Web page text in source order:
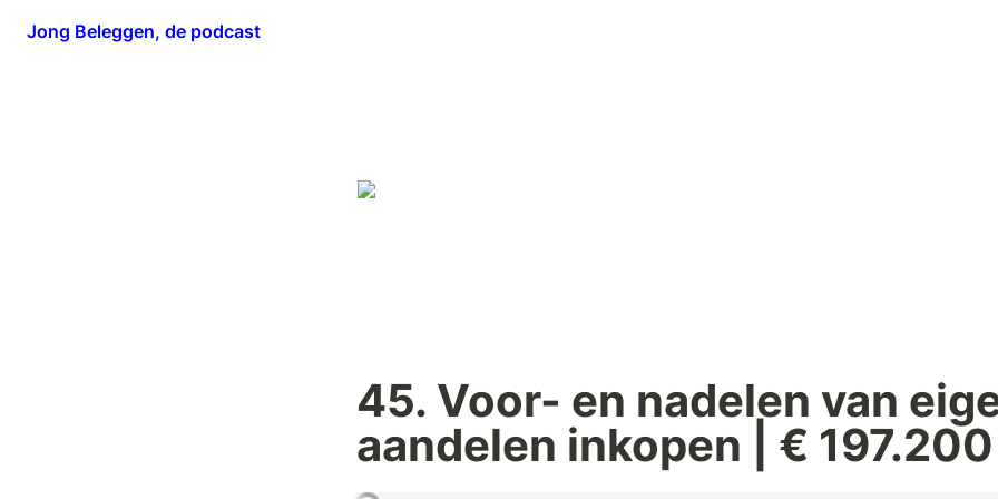
Jong Beleggen, de podcast
45. Voor- en nadelen van
aandelen inkopen | € 197.200